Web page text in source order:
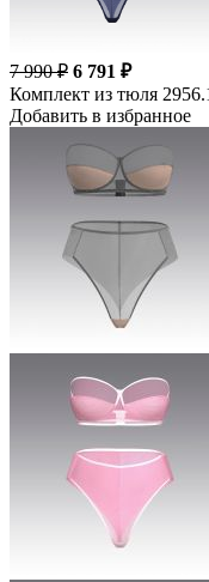
7 990 ₽ 6 791 ₽
Комплект из тюля
Добавить в избранное